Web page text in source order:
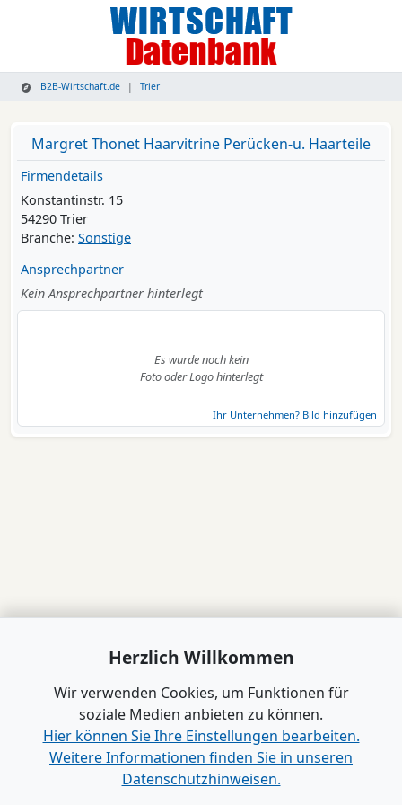
B2B-Wirtschaft.de Trier
Margret Thonet Haarvitrine Perücken-u. Haarteile
Firmendetails
Konstantinstr. 15
54290 Trier
Branche: Sonstige
Ansprechpartner
Kein Ansprechpartner hinterlegt
Es wurde noch kein
Foto oder Logo hinterlegt
Ihr Unternehmen? Bild hinzufügen
Herzlich Willkommen
Wir verwenden Cookies, um Funktionen für
soziale Medien anbieten zu können.
Hier können Sie Ihre Einstellungen bearbeiten.
Weitere Informationen finden Sie in unseren
Datenschutzhinweisen.